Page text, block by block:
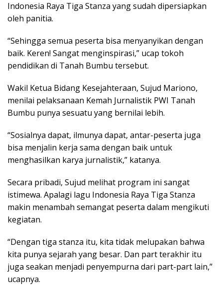
Indonesia Raya Tiga Stanza yang sudah dipersiapkan
oleh panitia.
“Sehingga semua peserta bisa menyanyikan dengan
baik. Keren! Sangat menginspirasi,” ucap tokoh
pendidikan di Tanah Bumbu tersebut.
Wakil Ketua Bidang Kesejahteraan, Sujud Mariono,
menilai pelaksanaan Kemah Jurnalistik PWI Tanah
Bumbu punya sesuatu yang bernilai lebih.
“Sosialnya dapat, ilmunya dapat, antar-peserta juga
bisa menjalin kerja sama dengan baik untuk
menghasilkan karya jurnalistik,” katanya.
Secara pribadi, Sujud melihat program ini sangat
istimewa. Apalagi lagu Indonesia Raya Tiga Stanza
makin menambah semangat peserta dalam mengikuti
kegiatan.
“Dengan tiga stanza itu, kita tidak melupakan bahwa
kita punya sejarah yang besar. Dan part terakhir itu
juga seakan menjadi penyempurna dari part-part lain,”
ucapnya.